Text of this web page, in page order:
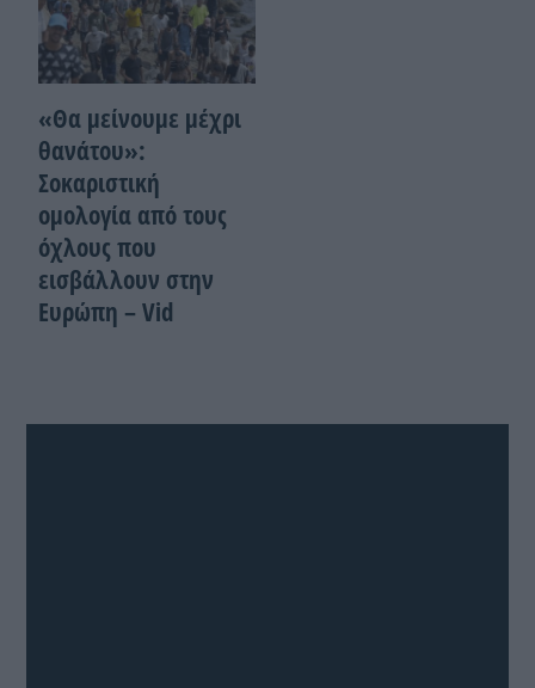
«Θα μείνουμε μέχρι
θανάτου»:
Σοκαριστική
ομολογία από τους
όχλους που
εισβάλλουν στην
Ευρώπη – Vid